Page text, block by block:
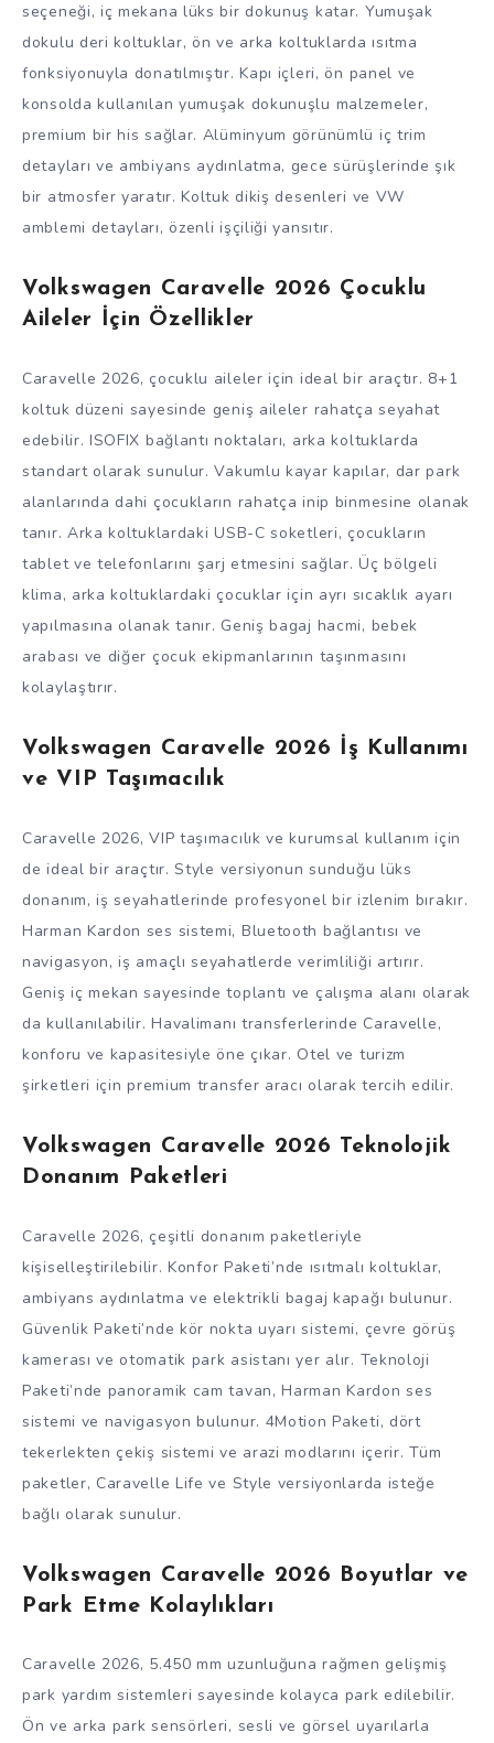
seçeneği, iç mekana lüks bir dokunuş katar. Yumuşak
dokulu deri koltuklar, ön ve arka koltuklarda ısıtma
fonksiyonuyla donatılmıştır. Kapı içleri, ön panel ve
konsolda kullanılan yumuşak dokunuşlu malzemeler,
premium bir his sağlar. Alüminyum görünümlü iç trim
detayları ve ambiyans aydınlatma, gece sürüşlerinde şık
bir atmosfer yaratır. Koltuk dikiş desenleri ve VW
amblemi detayları, özenli işçiliği yansıtır.
Volkswagen Caravelle 2026 Çocuklu
Aileler İçin Özellikler
Caravelle 2026, çocuklu aileler için ideal bir araçtır. 8+1
koltuk düzeni sayesinde geniş aileler rahatça seyahat
edebilir. ISOFIX bağlantı noktaları, arka koltuklarda
standart olarak sunulur. Vakumlu kayar kapılar, dar park
alanlarında dahi çocukların rahatça inip binmesine olanak
tanır. Arka koltuklardaki USB-C soketleri, çocukların
tablet ve telefonlarını şarj etmesini sağlar. Üç bölgeli
klima, arka koltuklardaki çocuklar için ayrı sıcaklık ayarı
yapılmasına olanak tanır. Geniş bagaj hacmi, bebek
arabası ve diğer çocuk ekipmanlarının taşınmasını
kolaylaştırır.
Volkswagen Caravelle 2026 İş Kullanımı
ve VIP Taşımacılık
Caravelle 2026, VIP taşımacılık ve kurumsal kullanım için
de ideal bir araçtır. Style versiyonun sunduğu lüks
donanım, iş seyahatlerinde profesyonel bir izlenim bırakır.
Harman Kardon ses sistemi, Bluetooth bağlantısı ve
navigasyon, iş amaçlı seyahatlerde verimliliği artırır.
Geniş iç mekan sayesinde toplantı ve çalışma alanı olarak
da kullanılabilir. Havalimanı transferlerinde Caravelle,
konforu ve kapasitesiyle öne çıkar. Otel ve turizm
şirketleri için premium transfer aracı olarak tercih edilir.
Volkswagen Caravelle 2026 Teknolojik
Donanım Paketleri
Caravelle 2026, çeşitli donanım paketleriyle
kişiselleştirilebilir. Konfor Paketi’nde ısıtmalı koltuklar,
ambiyans aydınlatma ve elektrikli bagaj kapağı bulunur.
Güvenlik Paketi’nde kör nokta uyarı sistemi, çevre görüş
kamerası ve otomatik park asistanı yer alır. Teknoloji
Paketi’nde panoramik cam tavan, Harman Kardon ses
sistemi ve navigasyon bulunur. 4Motion Paketi, dört
tekerlekten çekiş sistemi ve arazi modlarını içerir. Tüm
paketler, Caravelle Life ve Style versiyonlarda isteğe
bağlı olarak sunulur.
Volkswagen Caravelle 2026 Boyutlar ve
Park Etme Kolaylıkları
Caravelle 2026, 5.450 mm uzunluğuna rağmen gelişmiş
park yardım sistemleri sayesinde kolayca park edilebilir.
Ön ve arka park sensörleri, sesli ve görsel uyarılarla